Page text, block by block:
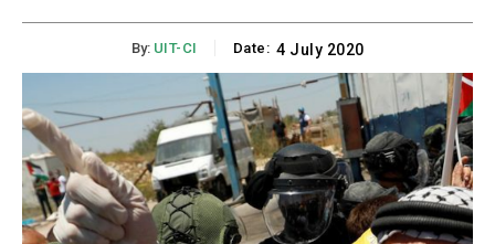
By: UIT-CI Date: 4 July 2020